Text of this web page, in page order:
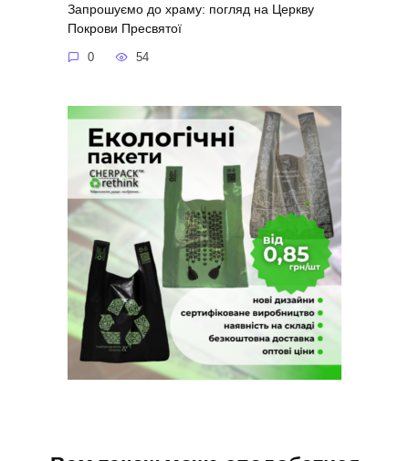
Запрошуємо до храму: погляд на Церкву
Покрови Пресвятої
0 54